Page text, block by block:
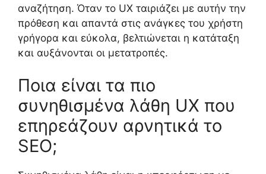
αναζήτηση. Όταν το UX ταιριάζει με αυτήν την
πρόθεση και απαντά στις ανάγκες του χρήστη
γρήγορα και εύκολα, βελτιώνεται η κατάταξη
και αυξάνονται οι μετατροπές.
Ποια είναι τα πιο
συνηθισμένα λάθη UX που
επηρεάζουν αρνητικά το
SEO;